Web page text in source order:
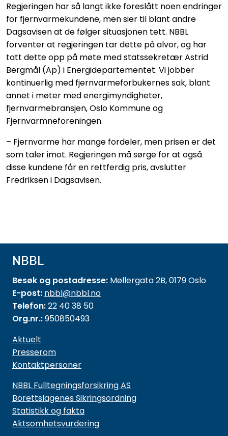
Regjeringen har så langt ikke foreslått noen endringer
for fjernvarmekundene, men sier til blant andre
Dagsavisen at de følger situasjonen tett. NBBL
forventer at regjeringen tar dette på alvor, og har
tatt dette opp på møte med statssekretær Astrid
Bergmål (Ap) i Energidepartementet. Vi jobber
kontinuerlig med fjernvarmeforbukernes sak, blant
annet i møter med energimyndigheter,
fjernvarmebransjen, Oslo Kommune og
Fjernvarmneforeningen.
– Fjernvarme har mange fordeler, men prisen er det
som taler imot. Regjeringen må sørge for at også
disse kundene får en rettferdig pris, avslutter
Fredriksen i Dagsavisen.
NBBL
Besøk og postadresse: Møllergata 2B, 0179 Oslo
E-post: nbbl@nbbl.no
Telefon:22 40 38 50
Org.nr.:950850493
Aktuelt
Presserom
Kontaktpersoner
NBBL Fulltegningsforsikring AS
Borettslagenes Sikringsordning
Statistikk og fakta
Aktsomhetsvurdering